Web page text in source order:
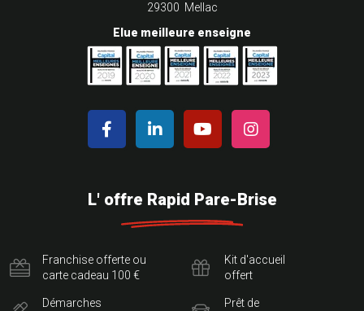
29300 Mellac
Elue meilleure enseigne
L' offre Rapid Pare-Brise
Franchise offerte ou
carte cadeau 100 €
Démarches
Kit d'accueil
offert
Prêt de